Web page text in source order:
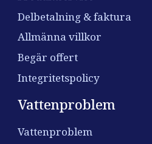
Delbetalning & faktura
Allmänna villkor
Begär offert
Integritetspolicy
Vattenproblem
Vattenproblem